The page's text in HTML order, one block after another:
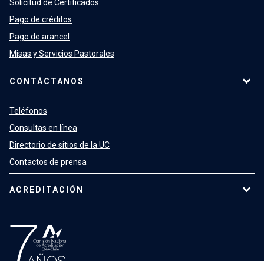
Solicitud de Certificados
Pago de créditos
Pago de arancel
Misas y Servicios Pastorales
CONTÁCTANOS
Teléfonos
Consultas en línea
Directorio de sitios de la UC
Contactos de prensa
ACREDITACIÓN